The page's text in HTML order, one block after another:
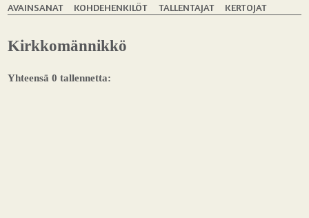
AVAINSANAT
KOHDEHENKILÖT TALLENTAJAT KERTOJAT
Kirkkomännikkö
Yhteensä 0 tallennetta: